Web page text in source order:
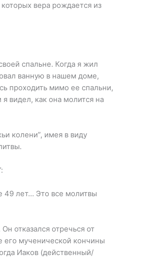
которых вера рождается из
спальне. Когда я жил
ванную в нашем доме,
проходить мимо ее спальни,
видел, как она молится на
колени”, имея в виду
49 лет… Это все молитвы
отказался отречься от
мученической кончины
Иаков (действенный/